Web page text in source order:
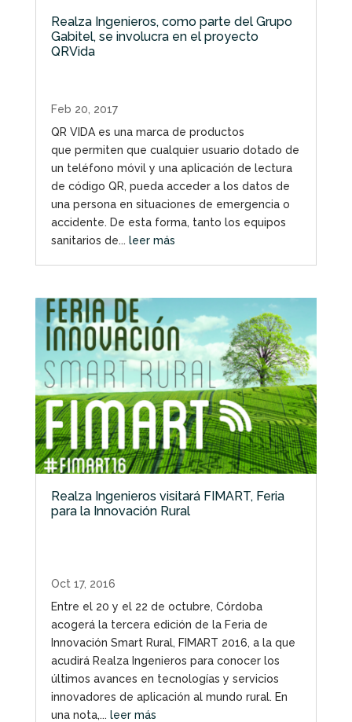
Realza Ingenieros, como parte del Grupo
Gabitel, se involucra en el proyecto
QRVida
Feb 20, 2017
QR VIDA es una marca de productos
que permiten que cualquier usuario dotado de
un teléfono móvil y una aplicación de lectura
de código QR, pueda acceder a los datos de
una persona en situaciones de emergencia o
accidente. De esta forma, tanto los equipos
sanitarios de... leer más
Realza Ingenieros visitará FIMART, Feria
para la Innovación Rural
Oct 17, 2016
Entre el 20 y el 22 de octubre, Córdoba
acogerá la tercera edición de la Feria de
Innovación Smart Rural, FIMART 2016, a la que
acudirá Realza Ingenieros para conocer los
últimos avances en tecnologías y servicios
innovadores de aplicación al mundo rural. En
una nota,... leer más